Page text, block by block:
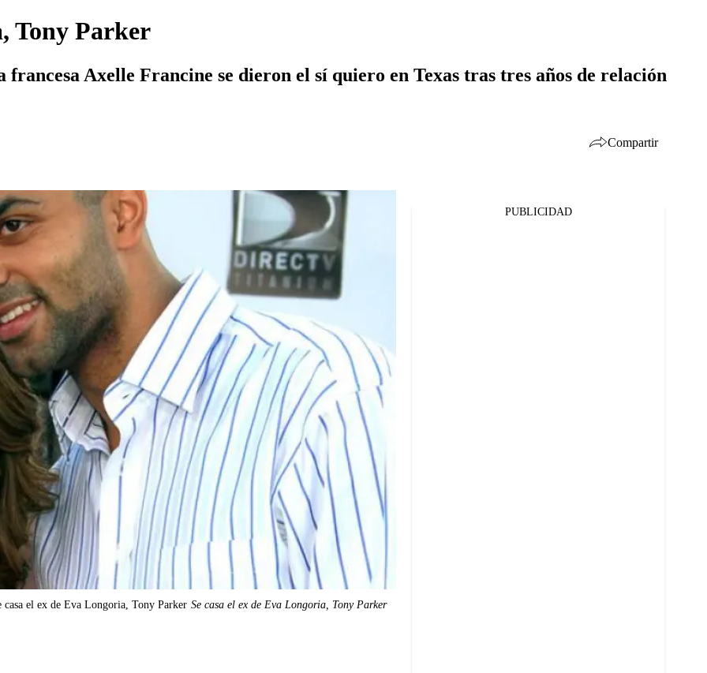
Tony Parker
Axelle Francine se dieron el sí quiero en Texas tras tres años de relación
Compartir
casa el ex de Eva Longoria, Tony Parker Se casa el ex de Eva Longoria, Tony Parker
PUBLICIDAD